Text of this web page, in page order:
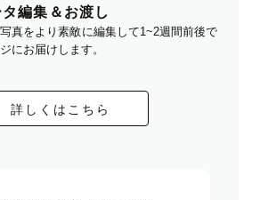
編集＆お渡し
真をより素敵に編集して1~2週間前後で
にお届けします。
詳しくはこちら